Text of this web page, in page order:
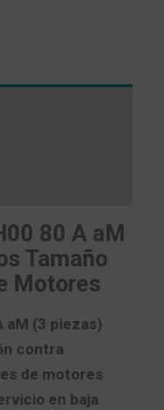
80 A aM
Tamaño
Motores
aM (3 piezas)
contra
de motores
en baja